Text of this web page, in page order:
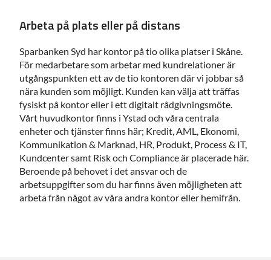
Arbeta på plats eller på distans
Sparbanken Syd har kontor på tio olika platser i Skåne.
För medarbetare som arbetar med kundrelationer är
utgångspunkten ett av de tio kontoren där vi jobbar så
nära kunden som möjligt. Kunden kan välja att träffas
fysiskt på kontor eller i ett digitalt rådgivningsmöte.
Vårt huvudkontor finns i Ystad och våra centrala
enheter och tjänster finns här; Kredit, AML, Ekonomi,
Kommunikation & Marknad, HR, Produkt, Process & IT,
Kundcenter samt Risk och Compliance är placerade här.
Beroende på behovet i det ansvar och de
arbetsuppgifter som du har finns även möjligheten att
arbeta från något av våra andra kontor eller hemifrån.